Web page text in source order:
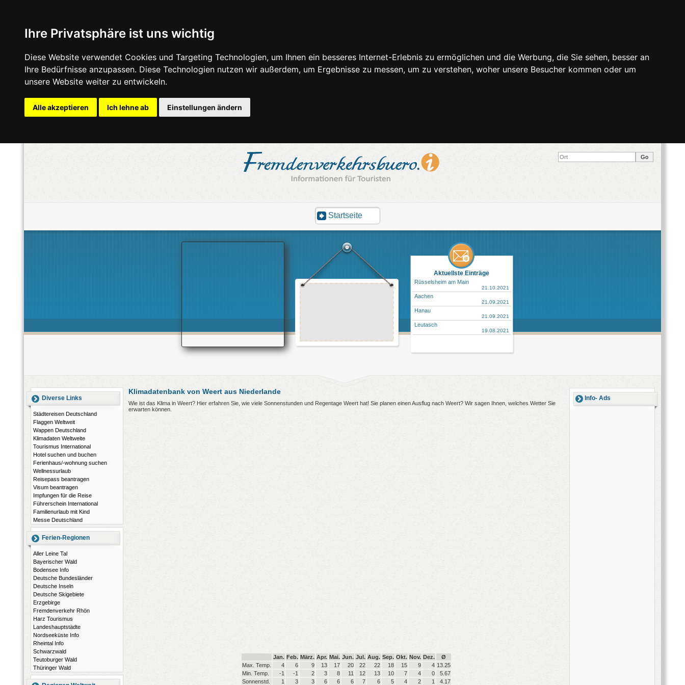
Ihre Privatsphäre ist uns wichtig
Diese Website verwendet Cookies und Targeting Technologien, um Ihnen ein besseres Internet-Erlebnis zu ermöglichen und die Werbung, die Sie sehen, besser an
Ihre Bedürfnisse anzupassen. Diese Technologien nutzen wir außerdem, um Ergebnisse zu messen, um zu verstehen, woher unsere Besucher kommen oder um
unsere Website weiter zu entwickeln.
Alle akzeptieren Ich lehne ab Einstellungen ändern
Startseite
Aktuellste Einträge
Rüsselsheim am Main
21.10.2021
Aachen
21.09.2021
Hanau
21.09.2021
Leutasch
19.08.2021
Diverse Links
Städtereisen Deutschland
Flaggen Weltweit
Wappen Deutschland
Klimadaten Weltweite
Tourismus International
Hotel suchen und buchen
Ferienhaus/-wohnung suchen
Wellnessurlaub
Reisepass beantragen
Visum beantragen
Impfungen für die Reise
Führerschein International
Familienurlaub mit Kind
Messe Deutschland
Ferien-Regionen
Aller Leine Tal
Bayerischer Wald
Bodensee Info
Deutsche Bundesländer
Deutsche Inseln
Deutsche Skigebiete
Erzgebirge
Fremdenverkehr Rhön
Harz Tourismus
Landeshauptstädte
Nordseeküste Info
Rheintal Info
Schwarzwald
Teutoburger Wald
Thüringer Wald
Info- Ads
Klimadatenbank von Weert aus Niederlande
Wie ist das Klima in Weert? Hier erfahren Sie, wie viele Sonnenstunden und Regentage Weert hat! Sie planen einen Ausflug nach Weert? Wir sagen Ihnen, welches Wetter Sie
erwarten können.
Jan. Feb. März. Apr. Mai. Jun. Jul. Aug. Sep. Okt. Nov. Dez.
Ø
Max. Temp.
4 6 9 13 17 20 22 22 18 15 9 4 13.25
Min. Temp.
-1 -1 2 3 8 11 12 13 10 7 4 0
5.67
Sonnenstd.
1 3 3 6 6 6 7 6 5 4 2 1 4.17